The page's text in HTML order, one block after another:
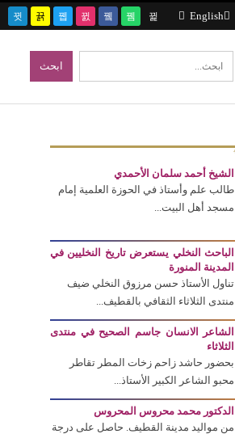
English
الشيخ أحمد سلمان الأحمدي
طالب علم وأستاذ في الحوزة العلمية إمام
مسجد أهل البيت...
الباحث النخلي يستعرض تاريخ النخليين في
المدينة المنورة
تناول الأستاذ حسن مرزوق النخلي ضيف
منتدى الثلاثاء الثقافي بالقطيف...
الشاعر الانسان جاسم الصحيح في منتدى
الثلاثاء
بحضور حاشد زاحم زخات المطر تقاطر
محبو الشاعر الكبير الأستاذ...
الدكتور محمد محروس المحروس
من مواليد مدينة القطيف. حاصل على درجة